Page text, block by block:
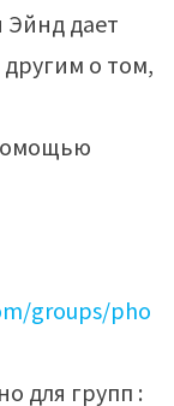
Эйнд дает
о том,
groups/pho
для групп :